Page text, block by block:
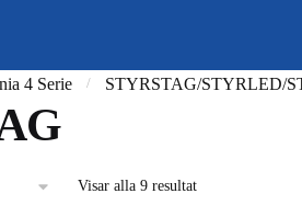
4 Serie / STYRSTAG/STYRLED/
Visar alla 9 resultat